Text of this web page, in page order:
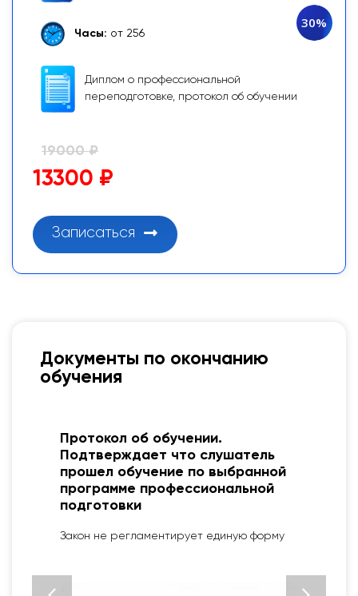
Часы: от 256
Диплом о профессиональной
переподготовке, протокол об обучении
30%
19000 ₽
13300 ₽
Записаться
Документы по окончанию
обучения
Диплом о профессиональной
переподготовке. Подтверждает
присвоение новой квалификации
для выполнения нового вида
профессиональной деятельности
Установленный образец ФЗ № 273 от 29.12.12